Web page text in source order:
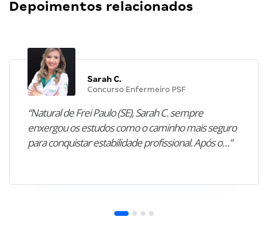
Depoimentos relacionados
Sarah C.
Concurso Enfermeiro PSF
“Natural de Frei Paulo (SE), Sarah C. sempre
enxergou os estudos como o caminho mais seguro
para conquistar estabilidade profissional. Após o…”